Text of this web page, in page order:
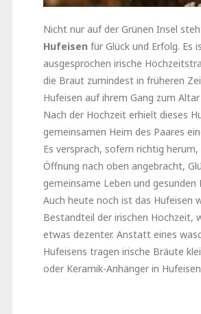
Nicht nur auf der Grünen Insel
Hufeisen für Glück und Erfolg. Es
ausgesprochen irische
die Braut zumindest in früheren
Hufeisen auf ihrem Gang zum
Nach der Hochzeit erhielt dieses
gemeinsamen Heim des Paares
Es versprach, sofern richtig
Öffnung nach oben angebracht,
gemeinsame Leben und gesunden
Auch heute noch ist das Hufeisen
Bestandteil der irischen Hochzeit,
etwas dezenter. Anstatt eines
Hufeisens tragen irische Bräute
oder Keramik-Anhänger in